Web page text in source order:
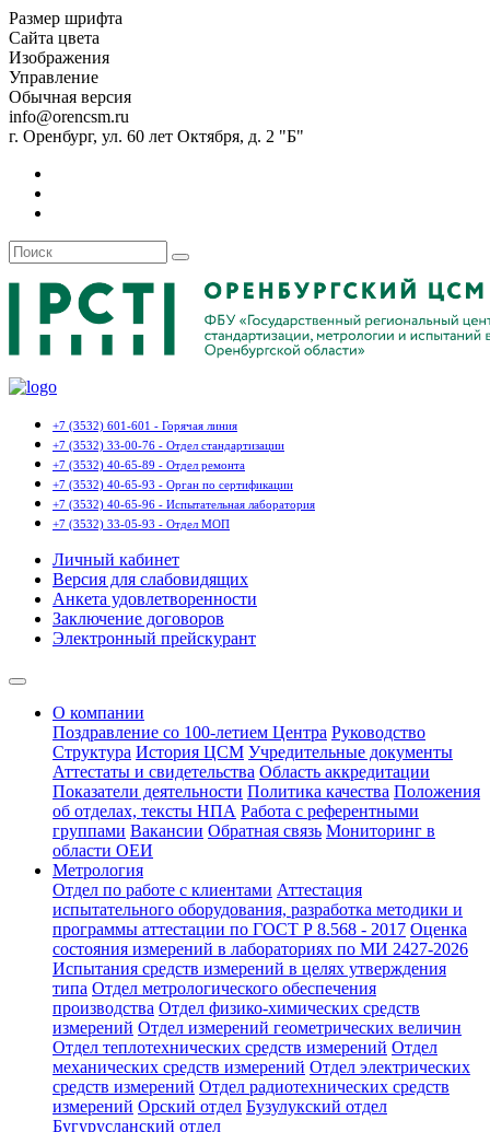
Размер шрифта
Сайта цвета
Изображения
Управление
Обычная версия
info@orencsm.ru
г. Оренбург, ул. 60 лет Октября, д. 2 "Б"
+7 (3532) 601-601 - Горячая линия
+7 (3532) 33-00-76 - Отдел стандартизации
+7 (3532) 40-65-89 - Отдел ремонта
+7 (3532) 40-65-93 - Орган по сертификации
+7 (3532) 40-65-96 - Испытательная лаборатория
+7 (3532) 33-05-93 - Отдел МОП
Личный кабинет
Версия для слабовидящих
Анкета удовлетворенности
Заключение договоров
Электронный прейскурант
О компании
Поздравление со 100-летием Центра Руководство
Структура История ЦСМ Учредительные документы
Аттестаты и свидетельства Область аккредитации
Показатели деятельности Политика качества Положения
об отделах, тексты НПА Работа с референтными
группами Вакансии Обратная связь Мониторинг в
области ОЕИ
Метрология
Отдел по работе с клиентами Аттестация
испытательного оборудования, разработка методики и
программы аттестации по ГОСТ Р 8.568 - 2017 Оценка
состояния измерений в лабораториях по МИ 2427-2026
Испытания средств измерений в целях утверждения
типа Отдел метрологического обеспечения
производства Отдел физико-химических средств
измерений Отдел измерений геометрических величин
Отдел теплотехнических средств измерений Отдел
механических средств измерений Отдел электрических
средств измерений Отдел радиотехнических средств
измерений Орский отдел Бузулукский отдел
Бугурусланский отдел